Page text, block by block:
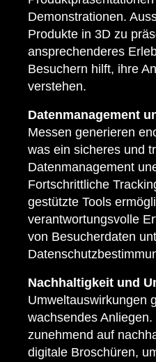
Demonstrationen.
Produkte in 3D zu
ansprechenderes
Besuchern hilft, ihre
verstehen.
Datenmanagement
Messen generieren
was ein sicheres und
Datenmanagement
Fortschrittliche
gestützte Tools
verantwortungsvolle
von Besucherdaten
Nachhaltigkeit und
Umweltauswirkungen
wachsendes
zunehmend auf
digitale Broschüren,